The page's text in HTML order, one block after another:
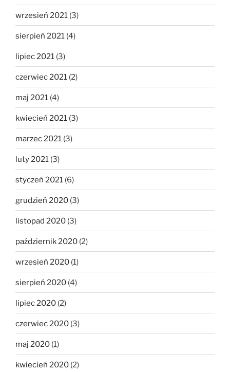
wrzesień 2021 (3)
sierpień 2021 (4)
lipiec 2021 (3)
czerwiec 2021 (2)
maj 2021 (4)
kwiecień 2021 (3)
marzec 2021 (3)
luty 2021 (3)
styczeń 2021 (6)
grudzień 2020 (3)
listopad 2020 (3)
październik 2020 (2)
wrzesień 2020 (1)
sierpień 2020 (4)
lipiec 2020 (2)
czerwiec 2020 (3)
maj 2020 (1)
kwiecień 2020 (2)